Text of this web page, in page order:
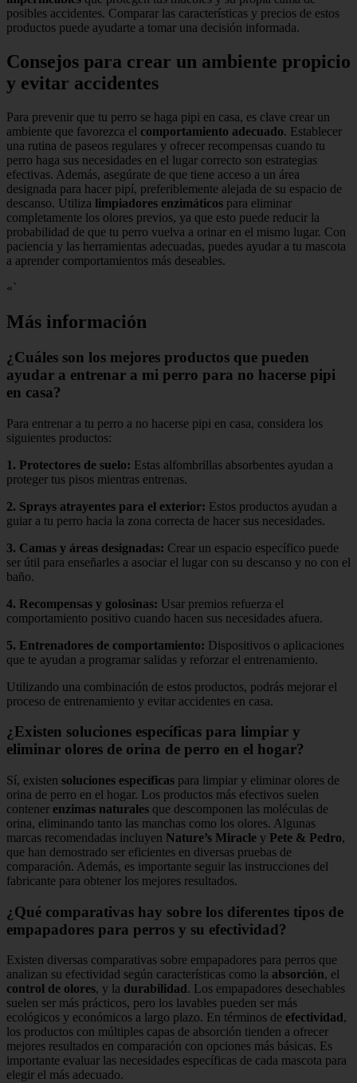
posibles accidentes. Comparar las características y precios de estos
productos puede ayudarte a tomar una decisión informada.
Consejos para crear un ambiente propicio
y evitar accidentes
Para prevenir que tu perro se haga pipi en casa, es clave crear un
ambiente que favorezca el comportamiento adecuado. Establecer
una rutina de paseos regulares y ofrecer recompensas cuando tu
perro haga sus necesidades en el lugar correcto son estrategias
efectivas. Además, asegúrate de que tiene acceso a un área
designada para hacer pipí, preferiblemente alejada de su espacio de
descanso. Utiliza limpiadores enzimáticos para eliminar
completamente los olores previos, ya que esto puede reducir la
probabilidad de que tu perro vuelva a orinar en el mismo lugar. Con
paciencia y las herramientas adecuadas, puedes ayudar a tu mascota
a aprender comportamientos más deseables.
«`
Más información
¿Cuáles son los mejores productos que pueden
ayudar a entrenar a mi perro para no hacerse pipi
en casa?
Para entrenar a tu perro a no hacerse pipi en casa, considera los
siguientes productos:
1. Protectores de suelo: Estas alfombrillas absorbentes ayudan a
proteger tus pisos mientras entrenas.
2. Sprays atrayentes para el exterior: Estos productos ayudan a
guiar a tu perro hacia la zona correcta de hacer sus necesidades.
3. Camas y áreas designadas: Crear un espacio específico puede
ser útil para enseñarles a asociar el lugar con su descanso y no con el
baño.
4. Recompensas y golosinas: Usar premios refuerza el
comportamiento positivo cuando hacen sus necesidades afuera.
5. Entrenadores de comportamiento: Dispositivos o aplicaciones
que te ayudan a programar salidas y reforzar el entrenamiento.
Utilizando una combinación de estos productos, podrás mejorar el
proceso de entrenamiento y evitar accidentes en casa.
¿Existen soluciones específicas para limpiar y
eliminar olores de orina de perro en el hogar?
Sí, existen soluciones específicas para limpiar y eliminar olores de
orina de perro en el hogar. Los productos más efectivos suelen
contener enzimas naturales que descomponen las moléculas de
orina, eliminando tanto las manchas como los olores. Algunas
marcas recomendadas incluyen Nature’s Miracle y Pete & Pedro,
que han demostrado ser eficientes en diversas pruebas de
comparación. Además, es importante seguir las instrucciones del
fabricante para obtener los mejores resultados.
¿Qué comparativas hay sobre los diferentes tipos de
empapadores para perros y su efectividad?
Existen diversas comparativas sobre empapadores para perros que
analizan su efectividad según características como la absorción, el
control de olores, y la durabilidad . Los empapadores desechables
suelen ser más prácticos, pero los lavables pueden ser más
ecológicos y económicos a largo plazo. En términos de efectividad ,
los productos con múltiples capas de absorción tienden a ofrecer
mejores resultados en comparación con opciones más básicas. Es
importante evaluar las necesidades específicas de cada mascota para
elegir el más adecuado.